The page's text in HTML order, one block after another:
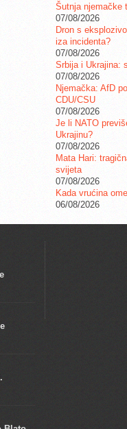
Šutnja njemačke
07/08/2026
Dron s
iza incidenta?
07/08/2026
Srbija i Ukrajina:
07/08/2026
Njemačka: AfD
CDU/CSU
07/08/2026
Je li NATO
Ukrajinu?
07/08/2026
Mata Hari:
svijeta
07/08/2026
Kada vrućina
06/08/2026